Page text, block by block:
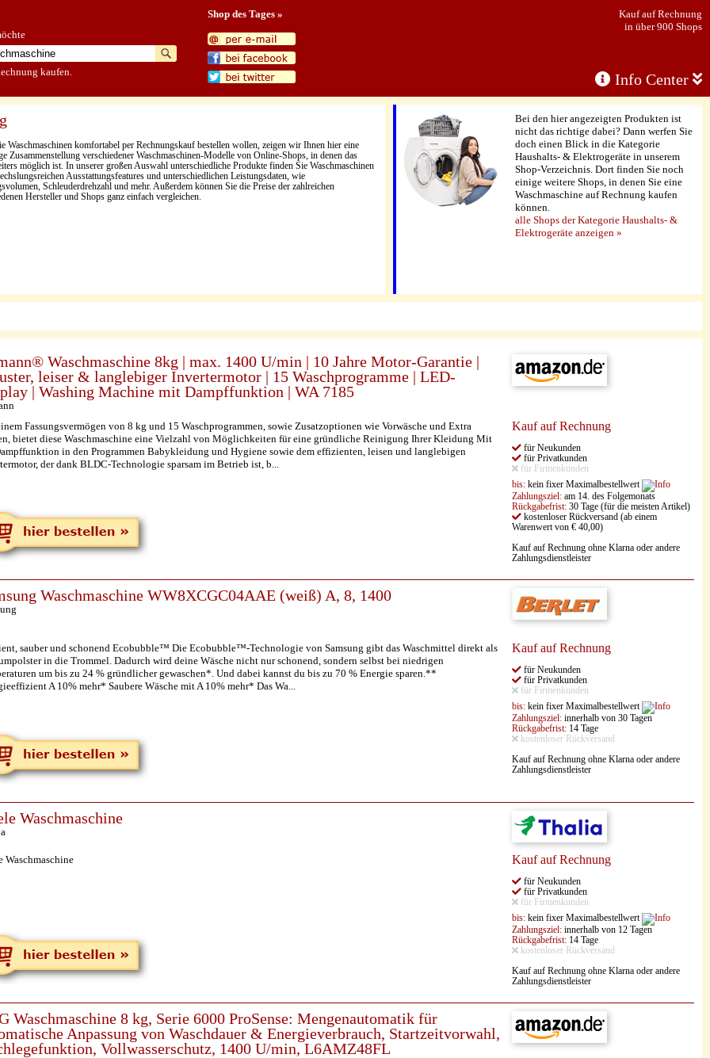
kaufen.
Shop des Tages »
Info Center
Kauf auf Rechnung
in über 900 Shops
Waschmaschinen komfortabel per Rechnungskauf bestellen wollen, zeigen wir Ihnen hier eine
Zusammenstellung verschiedener Waschmaschinen-Modelle von Online-Shops, in denen das
möglich ist. In unserer großen Auswahl unterschiedliche Produkte finden Sie Waschmaschinen
Ausstattungsfeatures und unterschiedlichen Leistungsdaten, wie
Schleuderdrehzahl und mehr. Außerdem können Sie die Preise der zahlreichen
Hersteller und Shops ganz einfach vergleichen.
Bei den hier angezeigten Produkten ist
nicht das richtige dabei? Dann werfen Sie
doch einen Blick in die Kategorie
Haushalts- & Elektrogeräte in unserem
Shop-Verzeichnis. Dort finden Sie noch
einige weitere Shops, in denen Sie eine
Waschmaschine auf Rechnung kaufen
können.
alle Shops der Kategorie Haushalts- &
Elektrogeräte anzeigen »
Waschmaschine 8kg | max. 1400 U/min | 10 Jahre Motor-Garantie |
leiser & langlebiger Invertermotor | 15 Waschprogramme | LED-
| Washing Machine mit Dampffunktion | WA 7185
Fassungsvermögen von 8 kg und 15 Waschprogrammen, sowie Zusatzoptionen wie Vorwäsche und Extra
bietet diese Waschmaschine eine Vielzahl von Möglichkeiten für eine gründliche Reinigung Ihrer Kleidung Mit
in den Programmen Babykleidung und Hygiene sowie dem effizienten, leisen und langlebigen
der dank BLDC-Technologie sparsam im Betrieb ist, b...
Kauf auf Rechnung
für Neukunden
für Privatkunden
für Firmenkunden
bis: kein fixer Maximalbestellwert
Zahlungsziel: am 14. des Folgemonats
Rückgabefrist: 30 Tage (für die meisten Artikel)
kostenloser Rückversand (ab einem
Warenwert von € 40,00)
Kauf auf Rechnung ohne Klarna oder andere
Zahlungsdienstleister
Waschmaschine WW8XCGC04AAE (weiß) A, 8, 1400
sauber und schonend Ecobubble™ Die Ecobubble™-Technologie von Samsung gibt das Waschmittel direkt als
in die Trommel. Dadurch wird deine Wäsche nicht nur schonend, sondern selbst bei niedrigen
um bis zu 24 % gründlicher gewaschen*. Und dabei kannst du bis zu 70 % Energie sparen.**
A 10% mehr* Saubere Wäsche mit A 10% mehr* Das Wa...
Kauf auf Rechnung
für Neukunden
für Privatkunden
für Firmenkunden
bis: kein fixer Maximalbestellwert
Zahlungsziel: innerhalb von 30 Tagen
Rückgabefrist: 14 Tage
kostenloser Rückversand
Kauf auf Rechnung ohne Klarna oder andere
Zahlungsdienstleister
Waschmaschine
Waschmaschine Kauf auf Rechnung
für Neukunden
für Privatkunden
für Firmenkunden
bis: kein fixer Maximalbestellwert
Zahlungsziel: innerhalb von 12 Tagen
Rückgabefrist: 14 Tage
kostenloser Rückversand
Kauf auf Rechnung ohne Klarna oder andere
Zahlungsdienstleister
Waschmaschine 8 kg, Serie 6000 ProSense: Mengenautomatik für
Anpassung von Waschdauer & Energieverbrauch, Startzeitvorwahl,
Vollwasserschutz, 1400 U/min, L6AMZ48FL